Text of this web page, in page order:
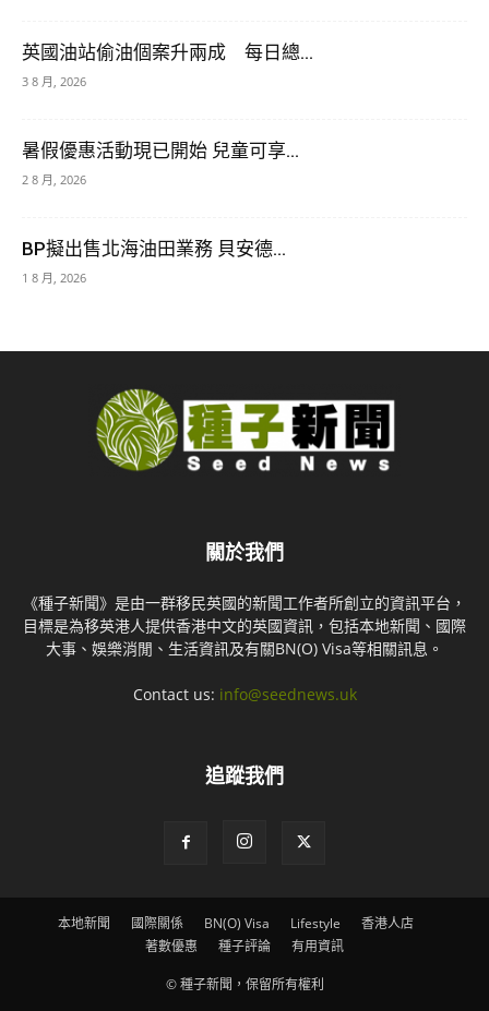
英國油站偷油個案升兩成 每日總...
3 8 月, 2026
暑假優惠活動現已開始 兒童可享...
2 8 月, 2026
BP擬出售北海油田業務 貝安德...
1 8 月, 2026
關於我們
《種子新聞》是由一群移民英國的新聞工作者所創立的資訊平台，
目標是為移英港人提供香港中文的英國資訊，包括本地新聞、國際
大事、娛樂消閒、生活資訊及有關BN(O) Visa等相關訊息。
Contact us: info@seednews.uk
追蹤我們
本地新聞 國際關係 BN(O) Visa Lifestyle
香港人店
著數優惠
種子評論 有用資訊
© 種子新聞，保留所有權利